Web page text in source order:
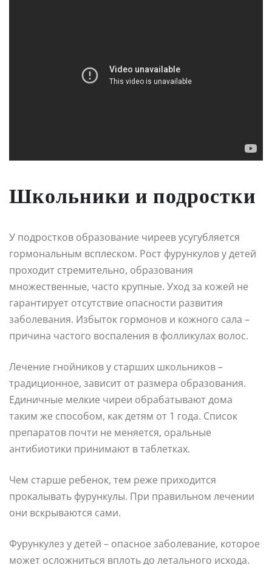
Школьники и подростки
У подростков образование чиреев усугубляется
гормональным всплеском. Рост фурункулов у детей
проходит стремительно, образования
множественные, часто крупные. Уход за кожей не
гарантирует отсутствие опасности развития
заболевания. Избыток гормонов и кожного сала –
причина частого воспаления в фолликулах волос.
Лечение гнойников у старших школьников –
традиционное, зависит от размера образования.
Единичные мелкие чиреи обрабатывают дома
таким же способом, как детям от 1 года. Список
препаратов почти не меняется, оральные
антибиотики принимают в таблетках.
Чем старше ребенок, тем реже приходится
прокалывать фурункулы. При правильном лечении
они вскрываются сами.
Фурункулез у детей – опасное заболевание, которое
может осложниться вплоть до летального исхода.